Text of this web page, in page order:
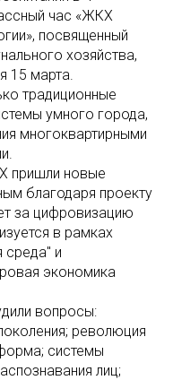
час «ЖКХ
посвященный
хозяйства,
15 марта.
традиционные
умного города,
многоквартирными
пришли новые
благодаря проекту
за цифровизацию
в рамках
среда" и
экономика
вопросы:
революция
системы
лиц;